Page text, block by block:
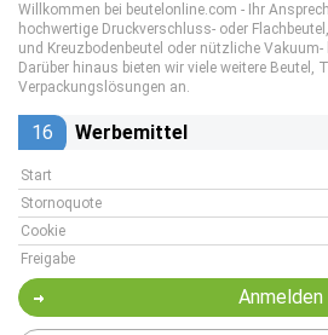
Willkommen bei beutelonline.com - Ihr
hochwertige Druckverschluss- oder
und Kreuzbodenbeutel oder nützliche Vakuum-
Darüber hinaus bieten wir viele weitere Beutel,
Verpackungslösungen an.
16 Werbemittel
Start
Stornoquote
Cookie
Freigabe
Anmelden